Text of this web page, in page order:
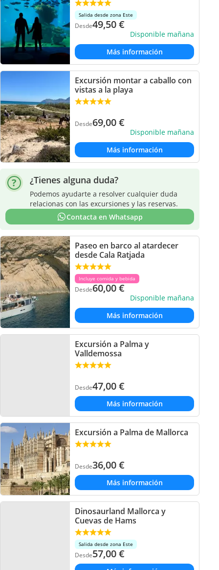
Salida desde zona Este
Desde49,50€
Disponible mañana
Más información
Excursión montar a caballo con
vistas a la playa
Desde69,00€
Disponible mañana
Más información
¿Tienes alguna duda?
Podemos ayudarte a resolver cualquier duda
relacionas con las excursiones y las reservas.
Contacta en Whatsapp
Paseo en barco al atardecer
desde Cala Ratjada
Incluye comida y bebida
Desde60,00€
Disponible mañana
Más información
Excursión a Palma y
Valldemossa
Desde47,00€
Más información
Excursión a Palma de Mallorca
Desde36,00€
Más información
Dinosaurland Mallorca y
Cuevas de Hams
Salida desde zona Este
Desde57,00€